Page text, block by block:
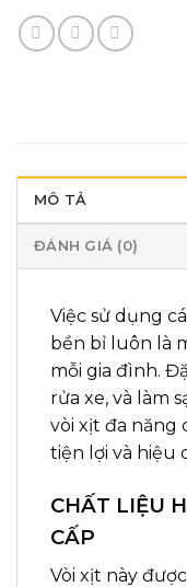
MÔ TẢ
ĐÁNH GIÁ (0)
Việc sử dụng
bền bỉ luôn là
mỗi gia đình.
rửa xe, và làm
vòi xịt đa năng
tiện lợi và hiệu
CHẤT LIỆU
CẤP
Vòi xịt này